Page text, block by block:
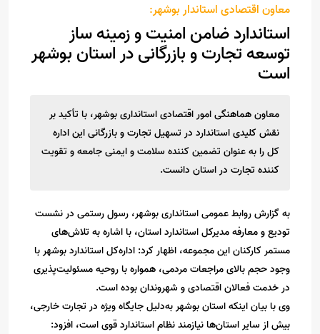
معاون اقتصادی استاندار بوشهر:
استاندارد ضامن امنیت و زمینه ساز
توسعه تجارت و بازرگانی در استان بوشهر
است
معاون هماهنگی امور اقتصادی استانداری بوشهر، با تأکید بر
نقش کلیدی استاندارد در تسهیل تجارت و بازرگانی این اداره
کل را به عنوان تضمین کننده سلامت و ایمنی جامعه و تقویت
کننده تجارت در استان دانست.
به گزارش روابط عمومی استانداری بوشهر، رسول رستمی در نشست
تودیع و معارفه مدیرکل استاندارد استان، با اشاره به تلاش‌های
مستمر کارکنان این مجموعه، اظهار کرد: اداره‌کل استاندارد بوشهر با
وجود حجم بالای مراجعات مردمی، همواره با روحیه مسئولیت‌پذیری
در خدمت فعالان اقتصادی و شهروندان بوده است.
وی با بیان اینکه استان بوشهر به‌دلیل جایگاه ویژه در تجارت خارجی،
بیش از سایر استان‌ها نیازمند نظام استاندارد قوی است، افزود: